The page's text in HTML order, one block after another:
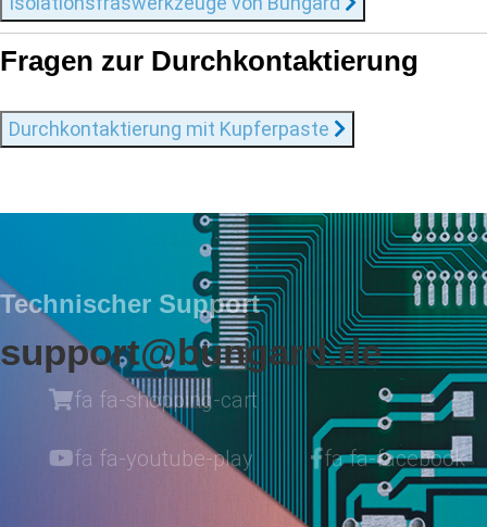
Fragen zur Durchkontaktierung
Durchkontaktierung mit Kupferpaste
Technischer Support
support@bungard.de
fa fa-shopping-cart
fa fa-youtube-play fa fa-facebook